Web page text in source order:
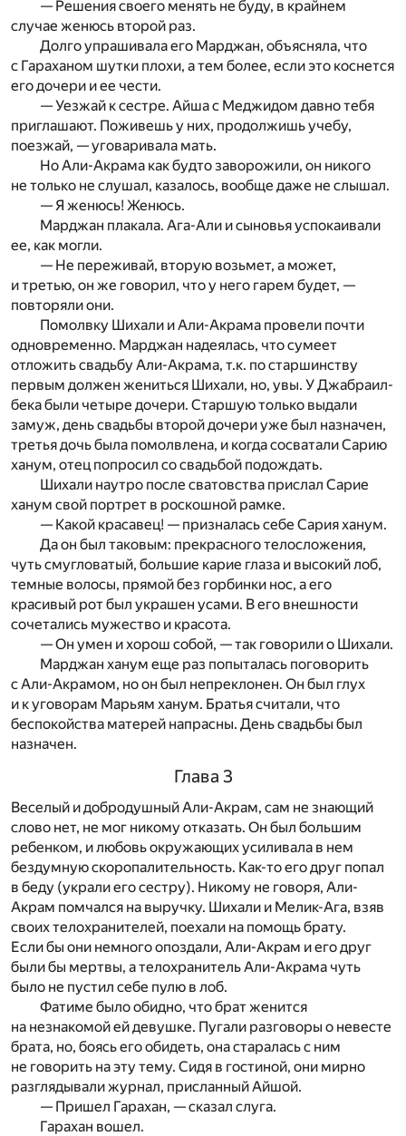
— Решения своего менять не буду, в крайнем
случае женюсь второй раз.
Долго упрашивала его Марджан, объясняла, что
с Гараханом шутки плохи, а тем более, если это коснется
его дочери и ее чести.
— Уезжай к сестре. Айша с Меджидом давно тебя
приглашают. Поживешь у них, продолжишь учебу,
поезжай, — уговаривала мать.
Но Али-Акрама как будто заворожили, он никого
не только не слушал, казалось, вообще даже не слышал.
— Я женюсь! Женюсь.
Марджан плакала. Ага-Али и сыновья успокаивали
ее, как могли.
— Не переживай, вторую возьмет, а может,
и третью, он же говорил, что у него гарем будет, —
повторяли они.
Помолвку Шихали и Али-Акрама провели почти
одновременно. Марджан надеялась, что сумеет
отложить свадьбу Али-Акрама, т.к. по старшинству
первым должен жениться Шихали, но, увы. У Джабраил-
бека были четыре дочери. Старшую только выдали
замуж, день свадьбы второй дочери уже был назначен,
третья дочь была помолвлена, и когда сосватали Сарию
ханум, отец попросил со свадьбой подождать.
Шихали наутро после сватовства прислал Сарие
ханум свой портрет в роскошной рамке.
— Какой красавец! — призналась себе Сария ханум.
Да он был таковым: прекрасного телосложения,
чуть смугловатый, большие карие глаза и высокий лоб,
темные волосы, прямой без горбинки нос, а его
красивый рот был украшен усами. В его внешности
сочетались мужество и красота.
— Он умен и хорош собой, — так говорили о Шихали.
Марджан ханум еще раз попыталась поговорить
с Али-Акрамом, но он был непреклонен. Он был глух
и к уговорам Марьям ханум. Братья считали, что
беспокойства матерей напрасны. День свадьбы был
назначен.
Глава 3
Веселый и добродушный Али-Акрам, сам не знающий
слово нет, не мог никому отказать. Он был большим
ребенком, и любовь окружающих усиливала в нем
бездумную скоропалительность. Как-то его друг попал
в беду (украли его сестру). Никому не говоря, Али-
Акрам помчался на выручку. Шихали и Мелик-Ага, взяв
своих телохранителей, поехали на помощь брату.
Если бы они немного опоздали, Али-Акрам и его друг
были бы мертвы, а телохранитель Али-Акрама чуть
было не пустил себе пулю в лоб.
Фатиме было обидно, что брат женится
на незнакомой ей девушке. Пугали разговоры о невесте
брата, но, боясь его обидеть, она старалась с ним
не говорить на эту тему. Сидя в гостиной, они мирно
разглядывали журнал, присланный Айшой.
— Пришел Гарахан, — сказал слуга.
Гарахан вошел.